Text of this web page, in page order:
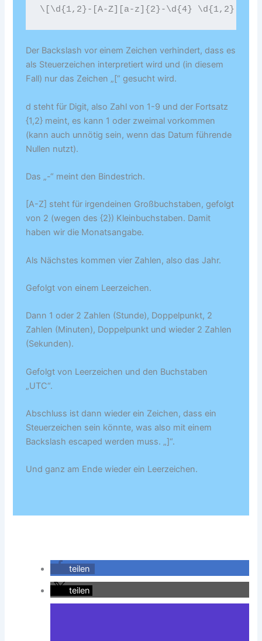
Der Backslash vor einem Zeichen verhindert, dass es
als Steuerzeichen interpretiert wird und (in diesem
Fall) nur das Zeichen „[“ gesucht wird.
d steht für Digit, also Zahl von 1-9 und der Fortsatz
{1,2} meint, es kann 1 oder zweimal vorkommen
(kann auch unnötig sein, wenn das Datum führende
Nullen nutzt).
Das „-“ meint den Bindestrich.
[A-Z] steht für irgendeinen Großbuchstaben, gefolgt
von 2 (wegen des {2}) Kleinbuchstaben. Damit
haben wir die Monatsangabe.
Als Nächstes kommen vier Zahlen, also das Jahr.
Gefolgt von einem Leerzeichen.
Dann 1 oder 2 Zahlen (Stunde), Doppelpunkt, 2
Zahlen (Minuten), Doppelpunkt und wieder 2 Zahlen
(Sekunden).
Gefolgt von Leerzeichen und den Buchstaben
„UTC“.
Abschluss ist dann wieder ein Zeichen, dass ein
Steuerzeichen sein könnte, was also mit einem
Backslash escaped werden muss. „]“.
Und ganz am Ende wieder ein Leerzeichen.
teilen
teilen